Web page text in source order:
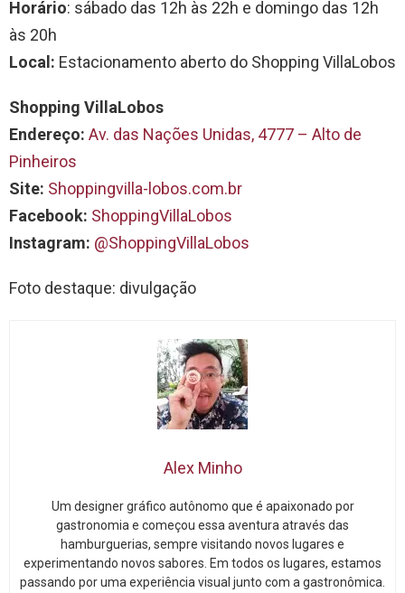
Horário: sábado das 12h às 22h e domingo das 12h
às 20h
Local: Estacionamento aberto do Shopping VillaLobos
Shopping VillaLobos
Endereço: Av. das Nações Unidas, 4777 – Alto de
Pinheiros
Site: Shoppingvilla-lobos.com.br
Facebook: ShoppingVillaLobos
Instagram: @ShoppingVillaLobos
Foto destaque: divulgação
Alex Minho
Um designer gráfico autônomo que é apaixonado por
gastronomia e começou essa aventura através das
hamburguerias, sempre visitando novos lugares e
experimentando novos sabores. Em todos os lugares, estamos
passando por uma experiência visual junto com a gastronômica.